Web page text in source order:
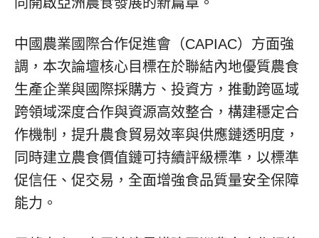
中國農業國際合作促進會（CAPIAC）方面強
調，本次論壇核心目標在於聯結內地優質農食
生產企業與國際採購方、投資方，推動跨區域
跨領域深度合作與資源高效整合，構建穩定合
作機制，提升農食貿易效率與供應鏈透明度，
同時建立農食價值鏈可持續評級標準，以標準
促信任、促交易，全面增強食品質量安全保障
能力。